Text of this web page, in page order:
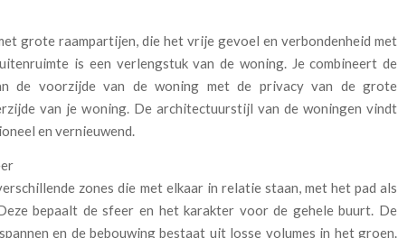
grote raampartijen, die het vrije gevoel en verbondenheid met
is een verlengstuk van de woning. Je combineert de
de voorzijde van de woning met de privacy van de grote
van je woning. De architectuurstijl van de woningen vindt
en vernieuwend.
zones die met elkaar in relatie staan, met het pad als
bepaalt de sfeer en het karakter voor de gehele buurt. De
en de bebouwing bestaat uit losse volumes in het groen.